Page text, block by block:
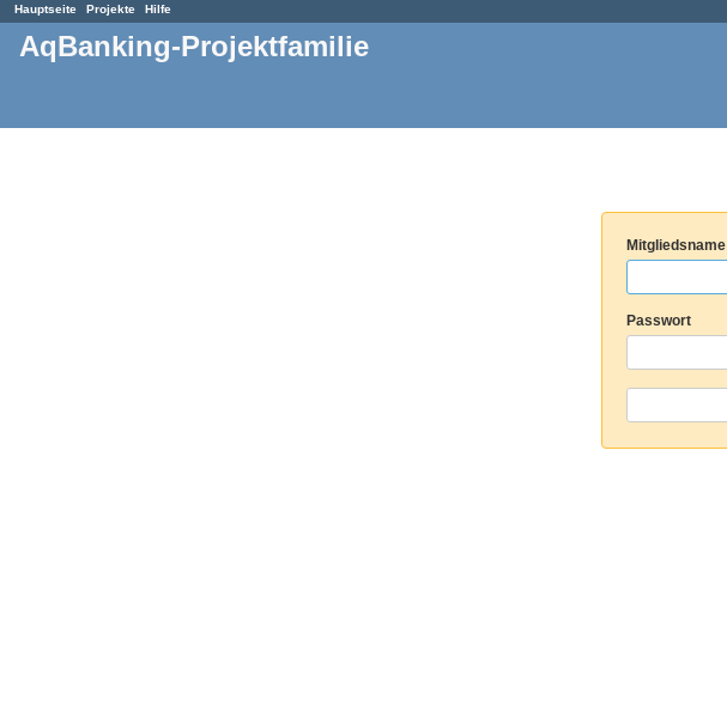
Hauptseite Projekte Hilfe
AqBanking-Projektfamilie
Mitgliedsname
Passwort